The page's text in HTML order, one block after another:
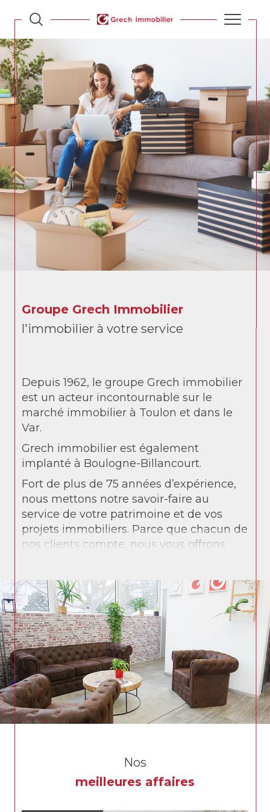
Groupe Grech Immobilier
l'immobilier à votre service
Depuis 1962, le groupe Grech immobilier
est un acteur incontournable sur le
marché immobilier à Toulon et dans le
Var.
Grech immobilier est également
implanté à Boulogne-Billancourt.
Fort de plus de 75 années d’expérience,
nous mettons notre savoir-faire au
service de votre patrimoine et de vos
projets immobiliers. Parce que chacun de
nos clients compte, nous vous offrons
L’ensemble de nos collaborateurs vous
accompagne sur vos différents projets :
achat, vente, gestion locative, syndic de
copropriété et immobilier d’entreprise.
Grech immobilier, c’est aujourd’hui
l’alliance d’un savoir-faire issu de notre
longue histoire et des technologies les
plus récentes pour vous offrir le meilleur
service.
Nos
meilleures affaires